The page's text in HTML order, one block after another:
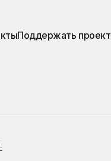
Поддержать проект